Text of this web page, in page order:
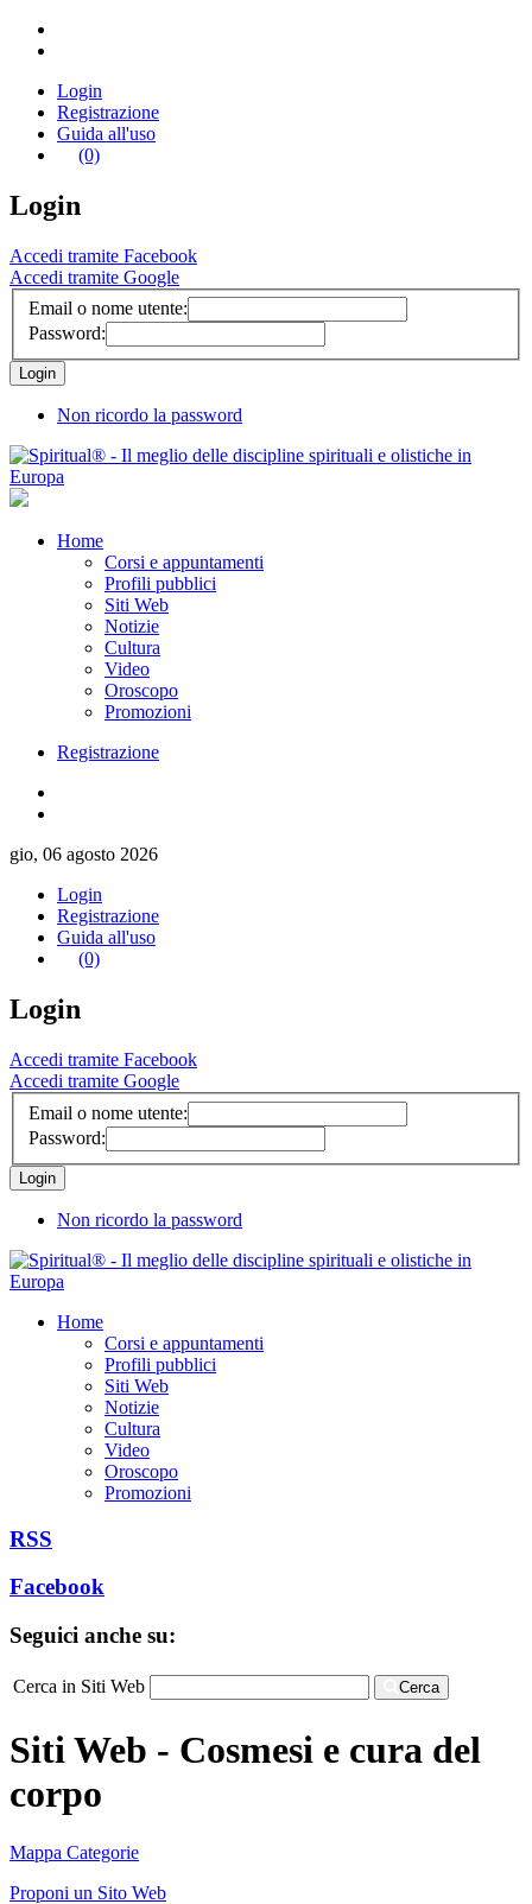
Login
Registrazione
Guida all'uso
(0)
Login
Accedi tramite Facebook
Accedi tramite Google
Email o nome utente:
Password:
Non ricordo la password
Home
Corsi e appuntamenti
Profili pubblici
Siti Web
Notizie
Cultura
Video
Oroscopo
Promozioni
Registrazione
gio, 06 agosto 2026
Login
Registrazione
Guida all'uso
(0)
Login
Accedi tramite Facebook
Accedi tramite Google
Email o nome utente:
Password:
Non ricordo la password
Home
Corsi e appuntamenti
Profili pubblici
Siti Web
Notizie
Cultura
Video
Oroscopo
Promozioni
RSS
Facebook
Seguici anche su:
Cerca in Siti Web Cerca
Siti Web - Cosmesi e cura del
corpo
Mappa Categorie
Proponi un Sito Web